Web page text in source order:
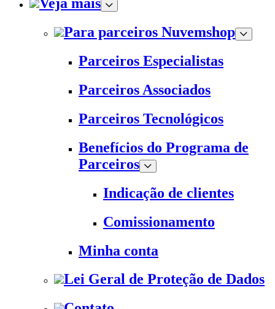
Veja mais
Para parceiros Nuvemshop
Parceiros Especialistas
Parceiros Associados
Parceiros Tecnológicos
Benefícios do Programa de
Parceiros
Indicação de clientes
Comissionamento
Minha conta
Lei Geral de Proteção de Dados